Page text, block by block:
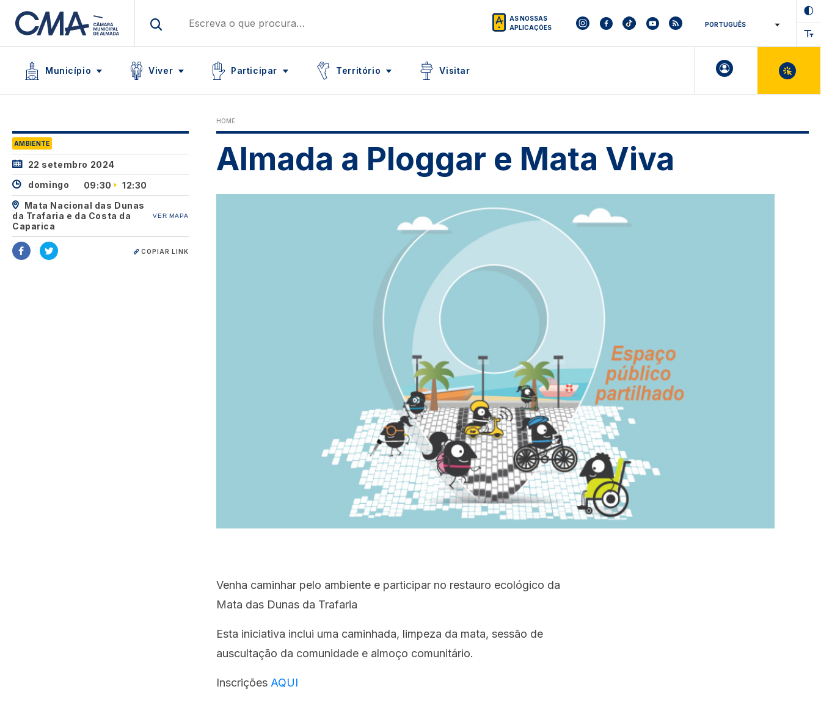
main
AS NOSSAS
APLICAÇÕES
Main navigation
Município
Icon Viver
Icon Participar
Icon Território
Icon Visitar
Icon
AMBIENTE
22 setembro 2024
domingo
09:30
12:30
Mata Nacional das Dunas
da Trafaria e da Costa da
Caparica
VER MAPA
COPIAR LINK
HOME
Almada a Ploggar e Mata Viva
Venha caminhar pelo ambiente e participar no restauro ecológico da
Mata das Dunas da Trafaria
Esta iniciativa inclui uma caminhada, limpeza da mata, sessão de
auscultação da comunidade e almoço comunitário.
Inscrições AQUI